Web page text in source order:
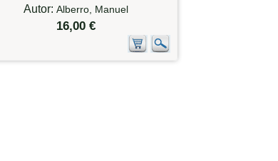
Autor:Alberro, Manuel
16,00 €